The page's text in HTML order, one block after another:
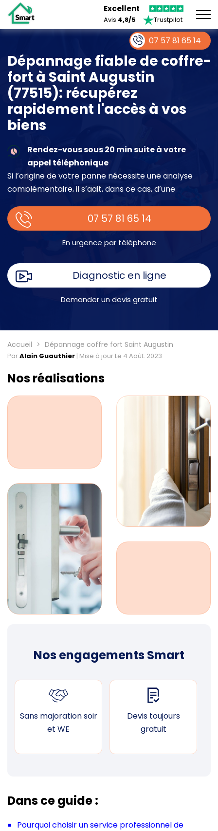
Excellent
Avis 4,8/5 Trustpilot
Dépannage fiable de coffre-
fort à Saint Augustin
(77515): récupérez
rapidement l'accès à vos
biens
Rendez-vous sous 20 min suite à votre
appel téléphonique
Si l’origine de votre panne nécessite une analyse
complémentaire, il s’agit, dans ce cas, d’une
place.
07 57 81 65 14
En urgence par téléphone
Diagnostic en ligne
Demander un devis gratuit
Accueil Dépannage coffre fort Saint Augustin
ParAlain Guauthier | Mise à jour Le 4 Août. 2023
Nos réalisations
Nos engagements Smart
Sans majoration soir
et WE
Devis toujours
gratuit
Dans ce guide :
Pourquoi choisir un service professionnel de
07 57 81 65 14